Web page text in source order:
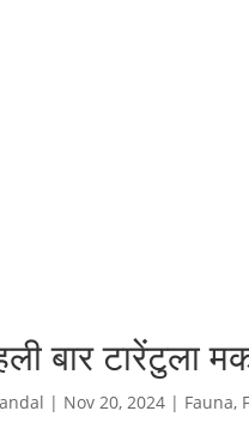
बार टारेंटुला
| Nov 20, 2024 | Fauna,